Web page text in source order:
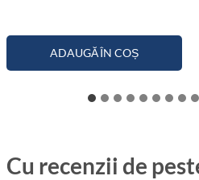
ADAUGĂ ÎN COȘ
Cu recenzii de